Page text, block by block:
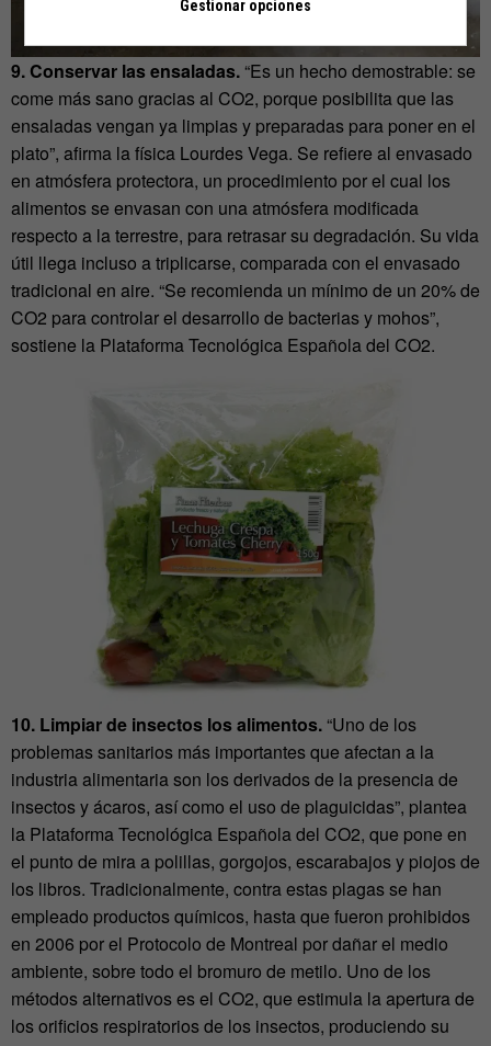
9. Conservar las ensaladas.“Es un hecho demostrable: se
come más sano gracias al CO2, porque posibilita que las
ensaladas vengan ya limpias y preparadas para poner en el
plato”, afirma la física Lourdes Vega. Se refiere al envasado
en atmósfera protectora, un procedimiento por el cual los
alimentos se envasan con una atmósfera modificada
respecto a la terrestre, para retrasar su degradación. Su vida
útil llega incluso a triplicarse, comparada con el envasado
tradicional en aire. “Se recomienda un mínimo de un 20% de
CO2 para controlar el desarrollo de bacterias y mohos”,
sostiene la Plataforma Tecnológica Española del CO2.
10. Limpiar de insectos los alimentos.“Uno de los
problemas sanitarios más importantes que afectan a la
industria alimentaria son los derivados de la presencia de
insectos y ácaros, así como el uso de plaguicidas”, plantea
la Plataforma Tecnológica Española del CO2, que pone en
el punto de mira a polillas, gorgojos, escarabajos y piojos de
los libros. Tradicionalmente, contra estas plagas se han
empleado productos químicos, hasta que fueron prohibidos
en 2006 por el Protocolo de Montreal por dañar el medio
ambiente, sobre todo el bromuro de metilo. Uno de los
métodos alternativos es el CO2, que estimula la apertura de
los orificios respiratorios de los insectos, produciendo su
Gestionar opciones